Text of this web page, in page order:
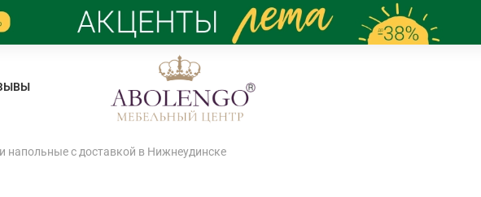
напольные с доставкой в Нижнеудинске